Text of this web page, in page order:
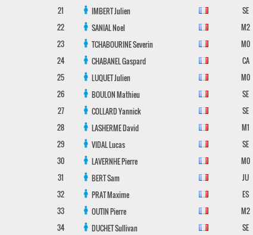
21
IMBERTJulien SE
22
SANIALNoel M2
23
TCHABOURINESeverin M0
24
CHABANELGaspard CA
25
LUQUETJulien M0
26
BOULONMathieu SE
27
COLLARDYannick SE
28
LASHERMEDavid M1
29
VIDALLucas SE
30
LAVERNHEPierre M0
31
BERTSam JU
32
PRATMaxime ES
33
OUTINPierre M2
34
DUCHETSullivan SE